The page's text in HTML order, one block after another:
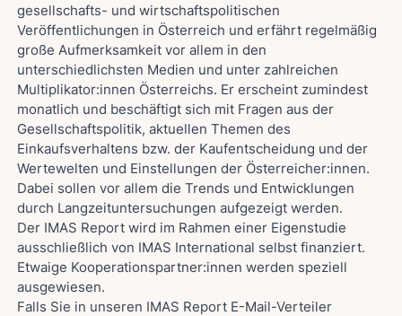
gesellschafts- und wirtschaftspolitischen
Veröffentlichungen in Österreich und erfährt regelmäßig
große Aufmerksamkeit vor allem in den
unterschiedlichsten Medien und unter zahlreichen
Multiplikator:innen Österreichs. Er erscheint zumindest
monatlich und beschäftigt sich mit Fragen aus der
Gesellschaftspolitik, aktuellen Themen des
Einkaufsverhaltens bzw. der Kaufentscheidung und der
Wertewelten und Einstellungen der Österreicher:innen.
Dabei sollen vor allem die Trends und Entwicklungen
durch Langzeituntersuchungen aufgezeigt werden.
Der IMAS Report wird im Rahmen einer Eigenstudie
ausschließlich von IMAS International selbst finanziert.
Etwaige Kooperationspartner:innen werden speziell
ausgewiesen.
Falls Sie in unseren IMAS Report E-Mail-Verteiler